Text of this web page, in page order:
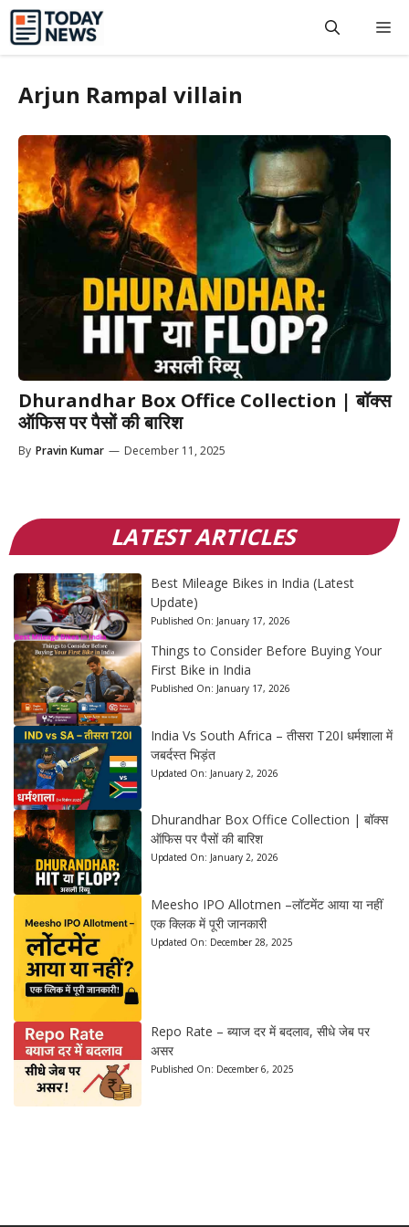
Skip
content
Arjun Rampal villain
Dhurandhar Box Office Collection | बॉक्स
ऑफिस पर पैसों की बारिश
By Pravin Kumar — December 11, 2025
LATEST ARTICLES
Best Mileage Bikes in India (Latest
Update)
Published On: January 17, 2026
Things to Consider Before Buying Your
First Bike in India
Published On: January 17, 2026
India Vs South Africa – तीसरा T20I धर्मशाला में
जबर्दस्त भिड़ंत
Updated On: January 2, 2026
Dhurandhar Box Office Collection | बॉक्स
ऑफिस पर पैसों की बारिश
Updated On: January 2, 2026
Meesho IPO Allotmen –लॉटमेंट आया या नहीं
एक क्लिक में पूरी जानकारी
Updated On: December 28, 2025
Repo Rate – ब्याज दर में बदलाव, सीधे जेब पर
असर
Published On: December 6, 2025